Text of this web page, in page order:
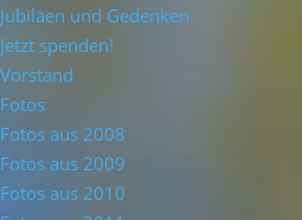
Jubiläen und Gedenken
Jetzt spenden!
Vorstand
Fotos
Fotos aus 2008
Fotos aus 2009
Fotos aus 2010